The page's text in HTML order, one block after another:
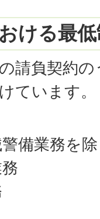
ける最
請負契約
ています。
備業務を